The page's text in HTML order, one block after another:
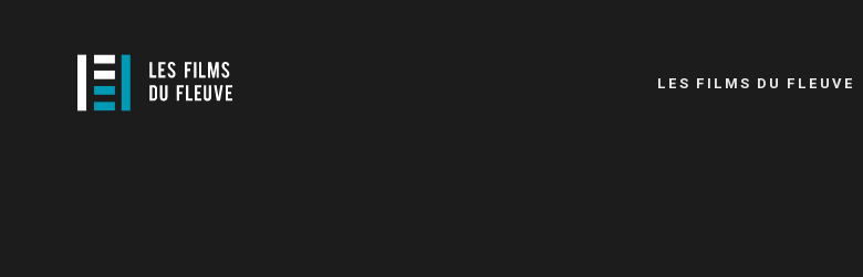
LES FILMS DU FLEUVE